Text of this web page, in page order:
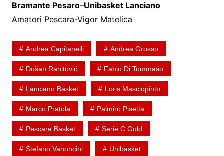
Bramante Pesaro–Unibasket Lanciano
Amatori Pescara-Vigor Matelica
Andrea Capitanelli Andrea Grosso
Dušan Ranitović Fabio Di Tommaso
Lanciano Basket Loris Masciopinto
Marco Pratola Palmiro Pisetta
Pescara Basket Serie C Gold
Stefano Vanoncini Unibasket